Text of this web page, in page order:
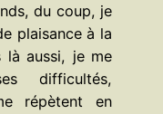
du coup, je
plaisance à la
là aussi, je me
difficultés,
répètent en